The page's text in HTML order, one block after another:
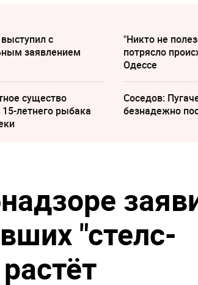
с
заявлением
"Никто не
потрясло
Одессе
существо
летнего рыбака
Соседов:
безнадежно
"стелс-